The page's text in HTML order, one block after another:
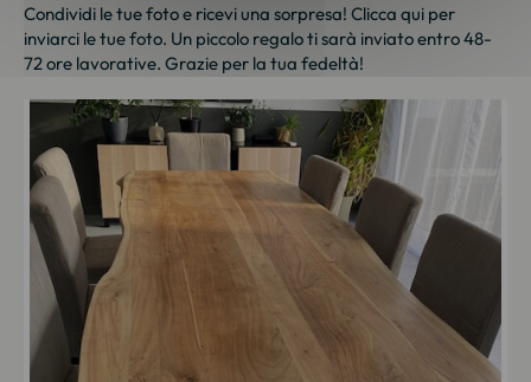
Condividi le tue foto e ricevi una sorpresa! Clicca qui per
inviarci le tue foto. Un piccolo regalo ti sarà inviato entro 48-
72 ore lavorative. Grazie per la tua fedeltà!